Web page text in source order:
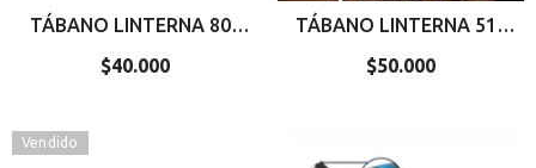
TÁBANO LINTERNA 801
TYPE VTR 207
Precio
$40.000
TÁBANO LINTERNA 511
AK3681 VTR 881
Precio
$50.000
Vendido